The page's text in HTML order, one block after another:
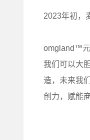
2023年初，
omgland™元
我们可以大
造，未来我
创力，赋能